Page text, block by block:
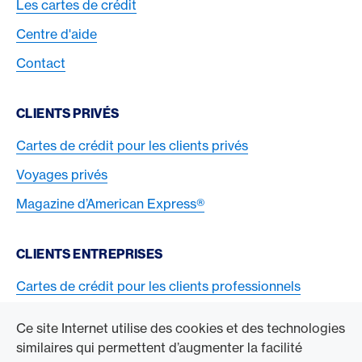
Ce site Internet utilise des cookies et des technologies
similaires qui permettent d’augmenter la facilité
Les cartes de crédit
Centre d'aide
Contact
CLIENTS PRIVÉS
Cartes de crédit pour les clients privés
Voyages privés
Magazine d’American Express®
CLIENTS ENTREPRISES
Cartes de crédit pour les clients professionnels